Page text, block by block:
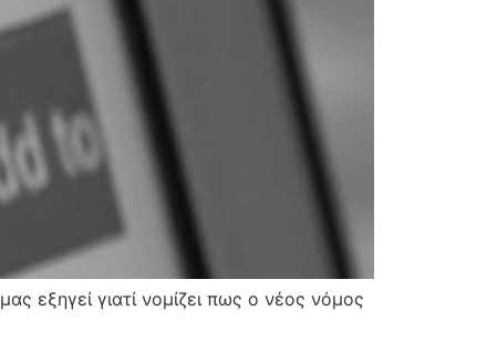
εξηγεί γιατί νομίζει πως ο νέος νόμος